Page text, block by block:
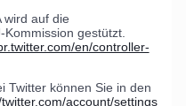
wird auf die
gestützt.
en/controller-
Twitter können Sie in den
account/settings